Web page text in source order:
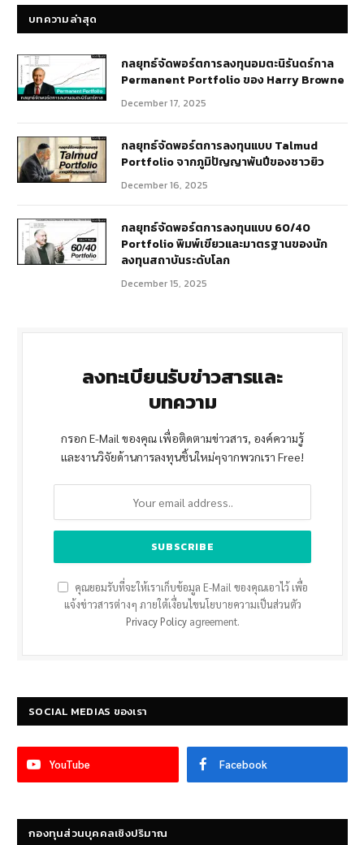
บทความล่าสุด
กลยุทธ์​จัดพอร์ตการลงทุนอมตะนิรันดร์กาล
Permanent Portfolio ของ Harry Browne
December 17, 2025
กลยุทธ์จัดพอร์ตการลงทุนแบบ Talmud
Portfolio จากภูมิปัญญาพันปีของชาวยิว
December 16, 2025
กลยุทธ์จัดพอร์ตการลงทุนแบบ 60/40
Portfolio พิมพ์เขียวและมาตรฐานของนัก
ลงทุนสถาบันระดับโลก
December 15, 2025
ลงทะเบียนรับข่าวสารและ
บทความ
กรอก E-Mail ของคุณ เพื่อติดตามข่าวสาร, องค์ความรู้
และงานวิจัยด้านการลงทุนชิ้นใหม่ๆจากพวกเรา Free!
คุณยอมรับที่จะให้เราเก็บข้อมูล E-Mail ของคุณเอาไว้ เพื่อ
แจ้งข่าวสารต่างๆ ภายใต้เงื่อนไขนโยบายความเป็นส่วนตัว
Privacy Policyagreement.
SOCIAL MEDIAS ของเรา
YouTube Facebook
กองทุนส่วนบุคคลเชิงปริมาณ